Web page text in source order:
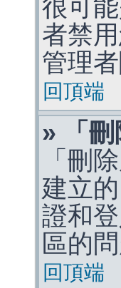
很可
者禁
管理
回頂端
» 「
「刪
建立
證和
區的
回頂端